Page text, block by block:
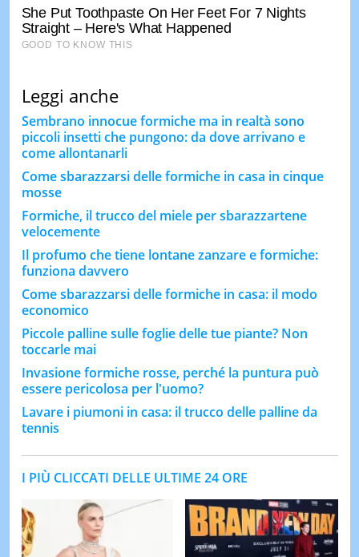
Leggi anche
Sembrano innocue formiche ma in realtà sono
piccoli insetti che pungono: da dove arrivano e
come allontanarli
Come sbarazzarsi delle formiche in casa in cinque
mosse
Formiche, il trucco del miele per sbarazzartene
velocemente
Il profumo che tiene lontane zanzare e formiche:
funziona davvero
Come sbarazzarsi delle formiche in casa: il modo
economico
Piccole palline sulle foglie delle tue piante? Non
toccarle mai
Invasione formiche rosse, perché la puntura può
essere pericolosa per l'uomo?
Lavare i piumoni in casa: il trucco delle palline da
tennis
I PIÙ CLICCATI DELLE ULTIME 24 ORE